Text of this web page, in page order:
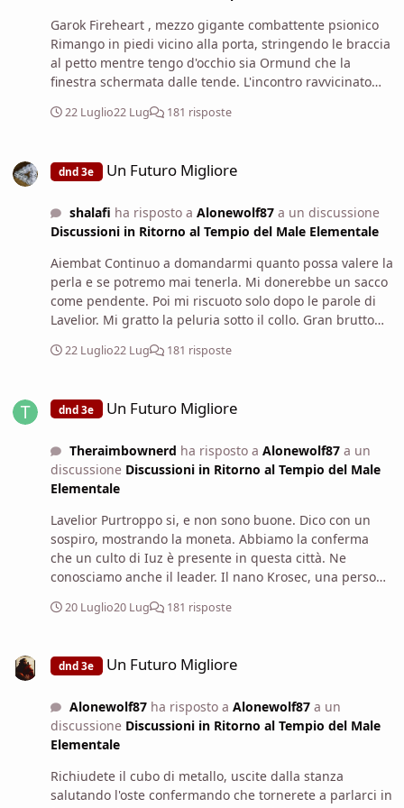
Garok Fireheart , mezzo gigante combattente psionico
Rimango in piedi vicino alla porta, stringendo le braccia
al petto mentre tengo d'occhio sia Ormund che la
finestra schermata dalle tende. L'incontro ravvicinato
brutta sensazione di imminente pericolo, un sesto
Lavelior, fissando Ormund con sguardo duro e deciso
Sposto poi una mano vicino all'elsa della spada, pronto
a qualunque ordine o piano d'azione il figlio del Conte
finalmente tutte sul tavolo.
22 Luglio22 Lug 181 risposte
dnd 3e Un Futuro Migliore
shalafi ha risposto a Alonewolf87a un discussione
Discussioni in Ritorno al Tempio del Male Elementale
Aiembat Continuo a domandarmi quanto possa valere la
perla e se potremo mai tenerla. Mi donerebbe un sacco
come pendente. Poi mi riscuoto solo dopo le parole di
Lavelior. Mi gratto la peluria sotto il collo. Gran brutto
soggetto!
22 Luglio22 Lug 181 risposte
dnd 3e Un Futuro Migliore
Theraimbownerd ha risposto a Alonewolf87a un
discussione Discussioni in Ritorno al Tempio del Male
Elementale
Lavelior Purtroppo si, e non sono buone. Dico con un
sospiro, mostrando la moneta. Abbiamo la conferma
che un culto di Iuz è presente in questa città. Ne
conosciamo anche il leader. Il nano Krosec, una persona
cuore. Riteniamo che stia sfruttando le legittime
quest' ora non credo che il conte sia in vena di perdere
20 Luglio20 Lug 181 risposte
dnd 3e Un Futuro Migliore
Alonewolf87ha risposto a Alonewolf87a un
discussione Discussioni in Ritorno al Tempio del Male
Elementale
Richiudete il cubo di metallo, uscite dalla stanza
salutando l'oste confermando che tornerete a parlarci in